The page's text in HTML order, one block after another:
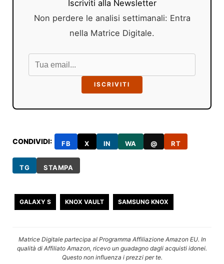
Iscriviti alla Newsletter
Non perdere le analisi settimanali: Entra
nella Matrice Digitale.
ISCRIVITI
CONDIVIDI: FB X IN WA @ RT
TG STAMPA
GALAXY S KNOX VAULT SAMSUNG KNOX
Matrice Digitale partecipa al Programma Affiliazione Amazon EU. In
qualità di Affiliato Amazon, ricevo un guadagno dagli acquisti idonei.
Questo non influenza i prezzi per te.